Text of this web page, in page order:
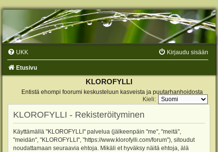
UKK Kirjaudu sisään
Etusivu
KLOROFYLLI
Entistä ehompi foorumi keskusteluun kasveista ja puutarhanhoidosta
Kieli:
KLOROFYLLI - Rekisteröityminen
Käyttämällä "KLOROFYLLI" palvelua (jälkeenpäin "me", "meitä",
"meidän", "KLOROFYLLI", "https://www.klorofylli.com/forum"), sitoudut
noudattamaan seuraavia ehtoja. Mikäli et hyväksy näitä ehtoja, älä